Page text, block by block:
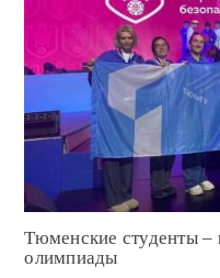
Тюменские студенты
олимпиады